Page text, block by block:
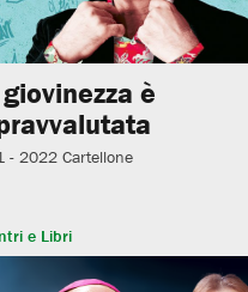
è
- 2022 Cartellone
e Libri